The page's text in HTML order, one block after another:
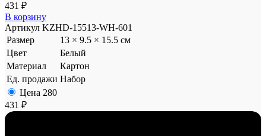
431 ₽
В корзину
Артикул KZHD-15513-WH-601
Размер
13 × 9.5 × 15.5 см
Цвет
Белый
Материал
Картон
Ед. продажи Набор
Цена 280
431 ₽